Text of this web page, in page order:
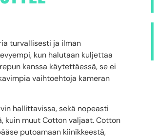
turvallisesti ja ilman
kun halutaan kuljettaa
kanssa käytettäessä, se ei
vaihtoehtoja kameran
hallittavissa, sekä nopeasti
kuin muut Cotton valjaat. Cotton
putoamaan kiinikkeestä,